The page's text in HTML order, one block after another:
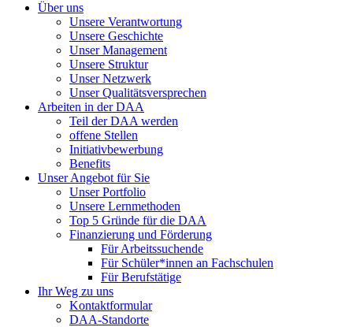
Über uns
Unsere Verantwortung
Unsere Geschichte
Unser Management
Unsere Struktur
Unser Netzwerk
Unser Qualitätsversprechen
Arbeiten in der DAA
Teil der DAA werden
offene Stellen
Initiativbewerbung
Benefits
Unser Angebot für Sie
Unser Portfolio
Unsere Lernmethoden
Top 5 Gründe für die DAA
Finanzierung und Förderung
Für Arbeitssuchende
Für Schüler*innen an Fachschulen
Für Berufstätige
Ihr Weg zu uns
Kontaktformular
DAA-Standorte